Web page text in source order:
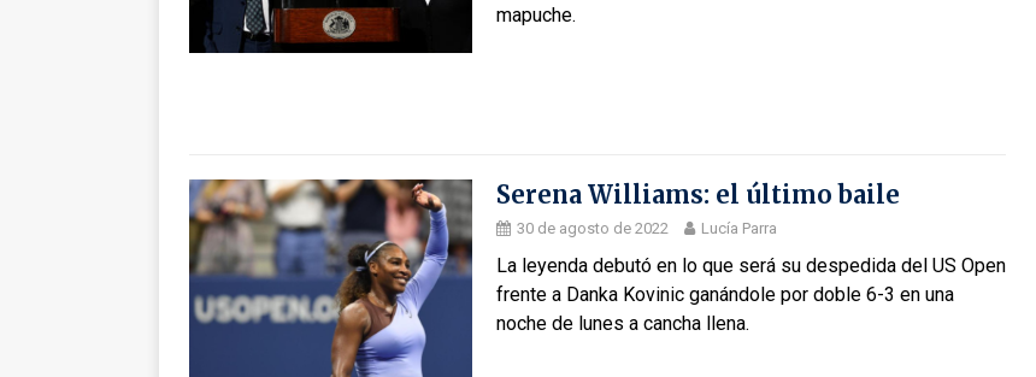
mapuche.
Serena Williams: el último baile
30 de agosto de 2022 Lucía Parra
La leyenda debutó en lo que será su despedida del US Open
frente a Danka Kovinic ganándole por doble 6-3 en una
noche de lunes a cancha llena.